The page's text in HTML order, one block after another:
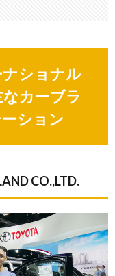
ショナル
カーブラ
ション
CO.,LTD.